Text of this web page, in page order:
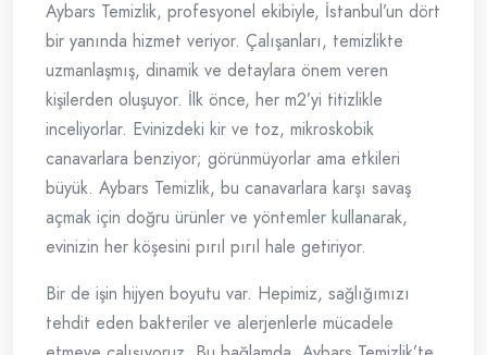
Aybars Temizlik, profesyonel ekibiyle, İstanbul’un dört
bir yanında hizmet veriyor. Çalışanları, temizlikte
uzmanlaşmış, dinamik ve detaylara önem veren
kişilerden oluşuyor. İlk önce, her m2’yi titizlikle
inceliyorlar. Evinizdeki kir ve toz, mikroskobik
canavarlara benziyor; görünmüyorlar ama etkileri
büyük. Aybars Temizlik, bu canavarlara karşı savaş
açmak için doğru ürünler ve yöntemler kullanarak,
evinizin her köşesini pırıl pırıl hale getiriyor.
Bir de işin hijyen boyutu var. Hepimiz, sağlığımızı
tehdit eden bakteriler ve alerjenlerle mücadele